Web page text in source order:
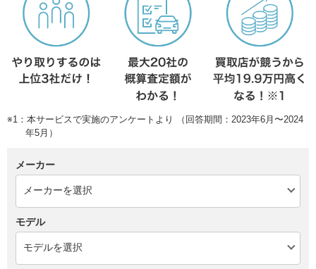
※1：本サービスで実施のアンケートより （回答期間：2023年6月〜2024
年5月）
メーカー
モデル